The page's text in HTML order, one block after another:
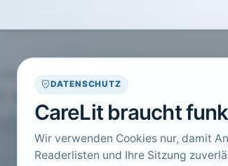
DATENSCHUTZ
CareLit braucht
Wir verwenden Cookies nur, damit
Readerlisten und Ihre Sitzung